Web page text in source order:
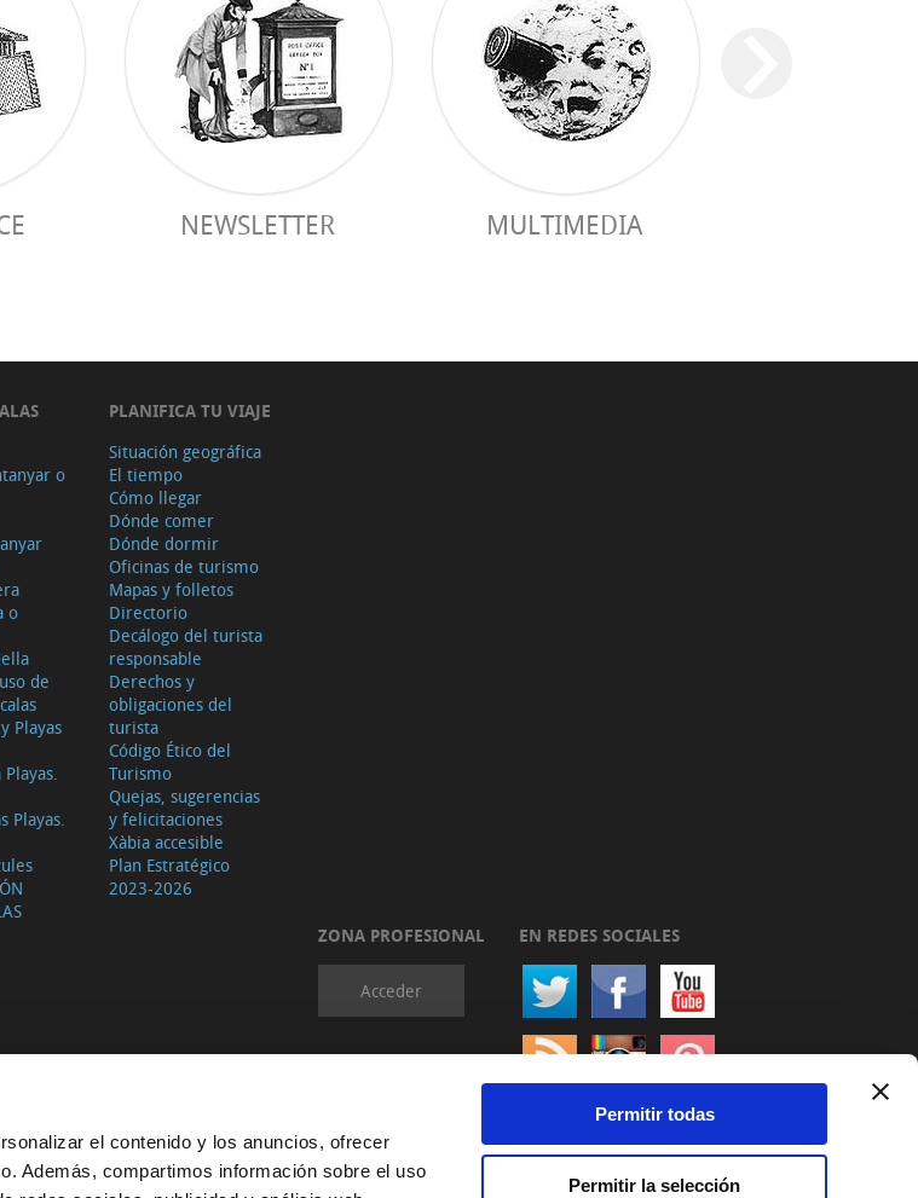
el contenido y los anuncios, ofrecer
Además, compartimos información sobre el uso
Permitir todas
Permitir la selección
NEWSLETTER MULTIMEDIA
o
o
de
Playas
Playas.
PLANIFICA TU VIAJE
Situación geográfica
El tiempo
Cómo llegar
Dónde comer
Dónde dormir
Oficinas de turismo
Mapas y folletos
Directorio
Decálogo del turista
responsable
Derechos y
obligaciones del
turista
Código Ético del
Turismo
Quejas, sugerencias
y felicitaciones
Xàbia accesible
Plan Estratégico
2023-2026
ZONA PROFESIONAL
Acceder
EN REDES SOCIALES